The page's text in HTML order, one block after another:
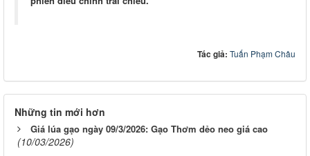
Tác giả: Tuấn Phạm Châu
Những tin mới hơn
Giá lúa gạo ngày 09/3/2026: Gạo Thơm dẻo neo giá cao
(10/03/2026)